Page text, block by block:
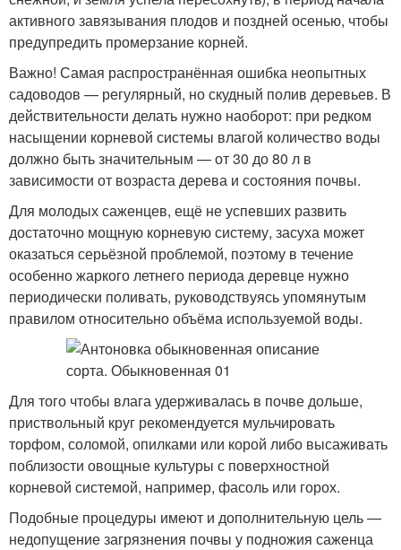
активного завязывания плодов и поздней осенью, чтобы
предупредить промерзание корней.
Важно! Самая распространённая ошибка неопытных
садоводов — регулярный, но скудный полив деревьев. В
действительности делать нужно наоборот: при редком
насыщении корневой системы влагой количество воды
должно быть значительным — от 30 до 80 л в
зависимости от возраста дерева и состояния почвы.
Для молодых саженцев, ещё не успевших развить
достаточно мощную корневую систему, засуха может
оказаться серьёзной проблемой, поэтому в течение
особенно жаркого летнего периода деревце нужно
периодически поливать, руководствуясь упомянутым
правилом относительно объёма используемой воды.
Для того чтобы влага удерживалась в почве дольше,
приствольный круг рекомендуется мульчировать
торфом, соломой, опилками или корой либо высаживать
поблизости овощные культуры с поверхностной
корневой системой, например, фасоль или горох.
Подобные процедуры имеют и дополнительную цель —
недопущение загрязнения почвы у подножия саженца